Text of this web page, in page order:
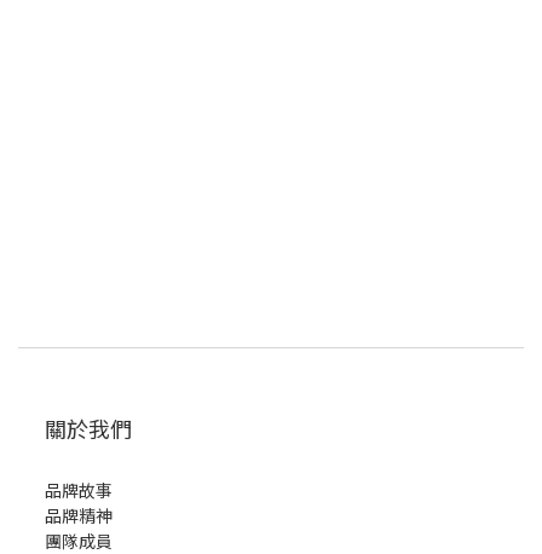
關於我們
品牌故事
品牌精神
團隊成員